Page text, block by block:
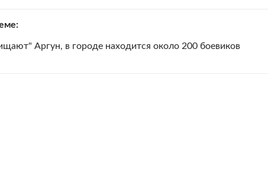
Аргун, в городе находится около 200 боевиков